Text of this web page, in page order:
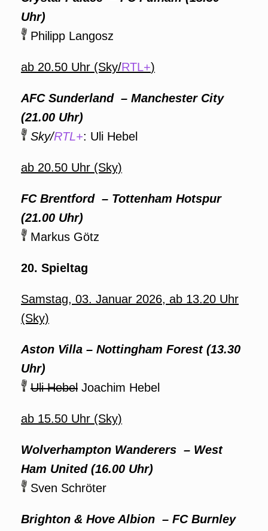
Uhr)
Philipp Langosz
ab 20.50 Uhr (Sky/RTL+)
AFC Sunderland – Manchester City
(21.00 Uhr)
Sky/RTL+: Uli Hebel
ab 20.50 Uhr (Sky)
FC Brentford – Tottenham Hotspur
(21.00 Uhr)
Markus Götz
20. Spieltag
Samstag, 03. Januar 2026, ab 13.20 Uhr
(Sky)
Aston Villa – Nottingham Forest (13.30
Uhr)
Uli Hebel Joachim Hebel
ab 15.50 Uhr (Sky)
Wolverhampton Wanderers – West
Ham United (16.00 Uhr)
Sven Schröter
Brighton & Hove Albion – FC Burnley